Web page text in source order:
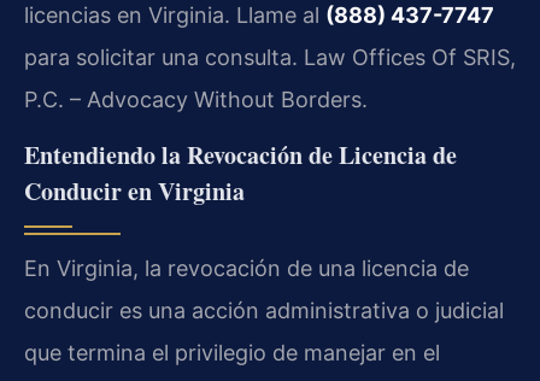
licencias en Virginia. Llame al (888) 437-7747
para solicitar una consulta. Law Offices Of SRIS,
P.C. – Advocacy Without Borders.
Entendiendo la Revocación de Licencia de
Conducir en Virginia
En Virginia, la revocación de una licencia de
conducir es una acción administrativa o judicial
que termina el privilegio de manejar en el